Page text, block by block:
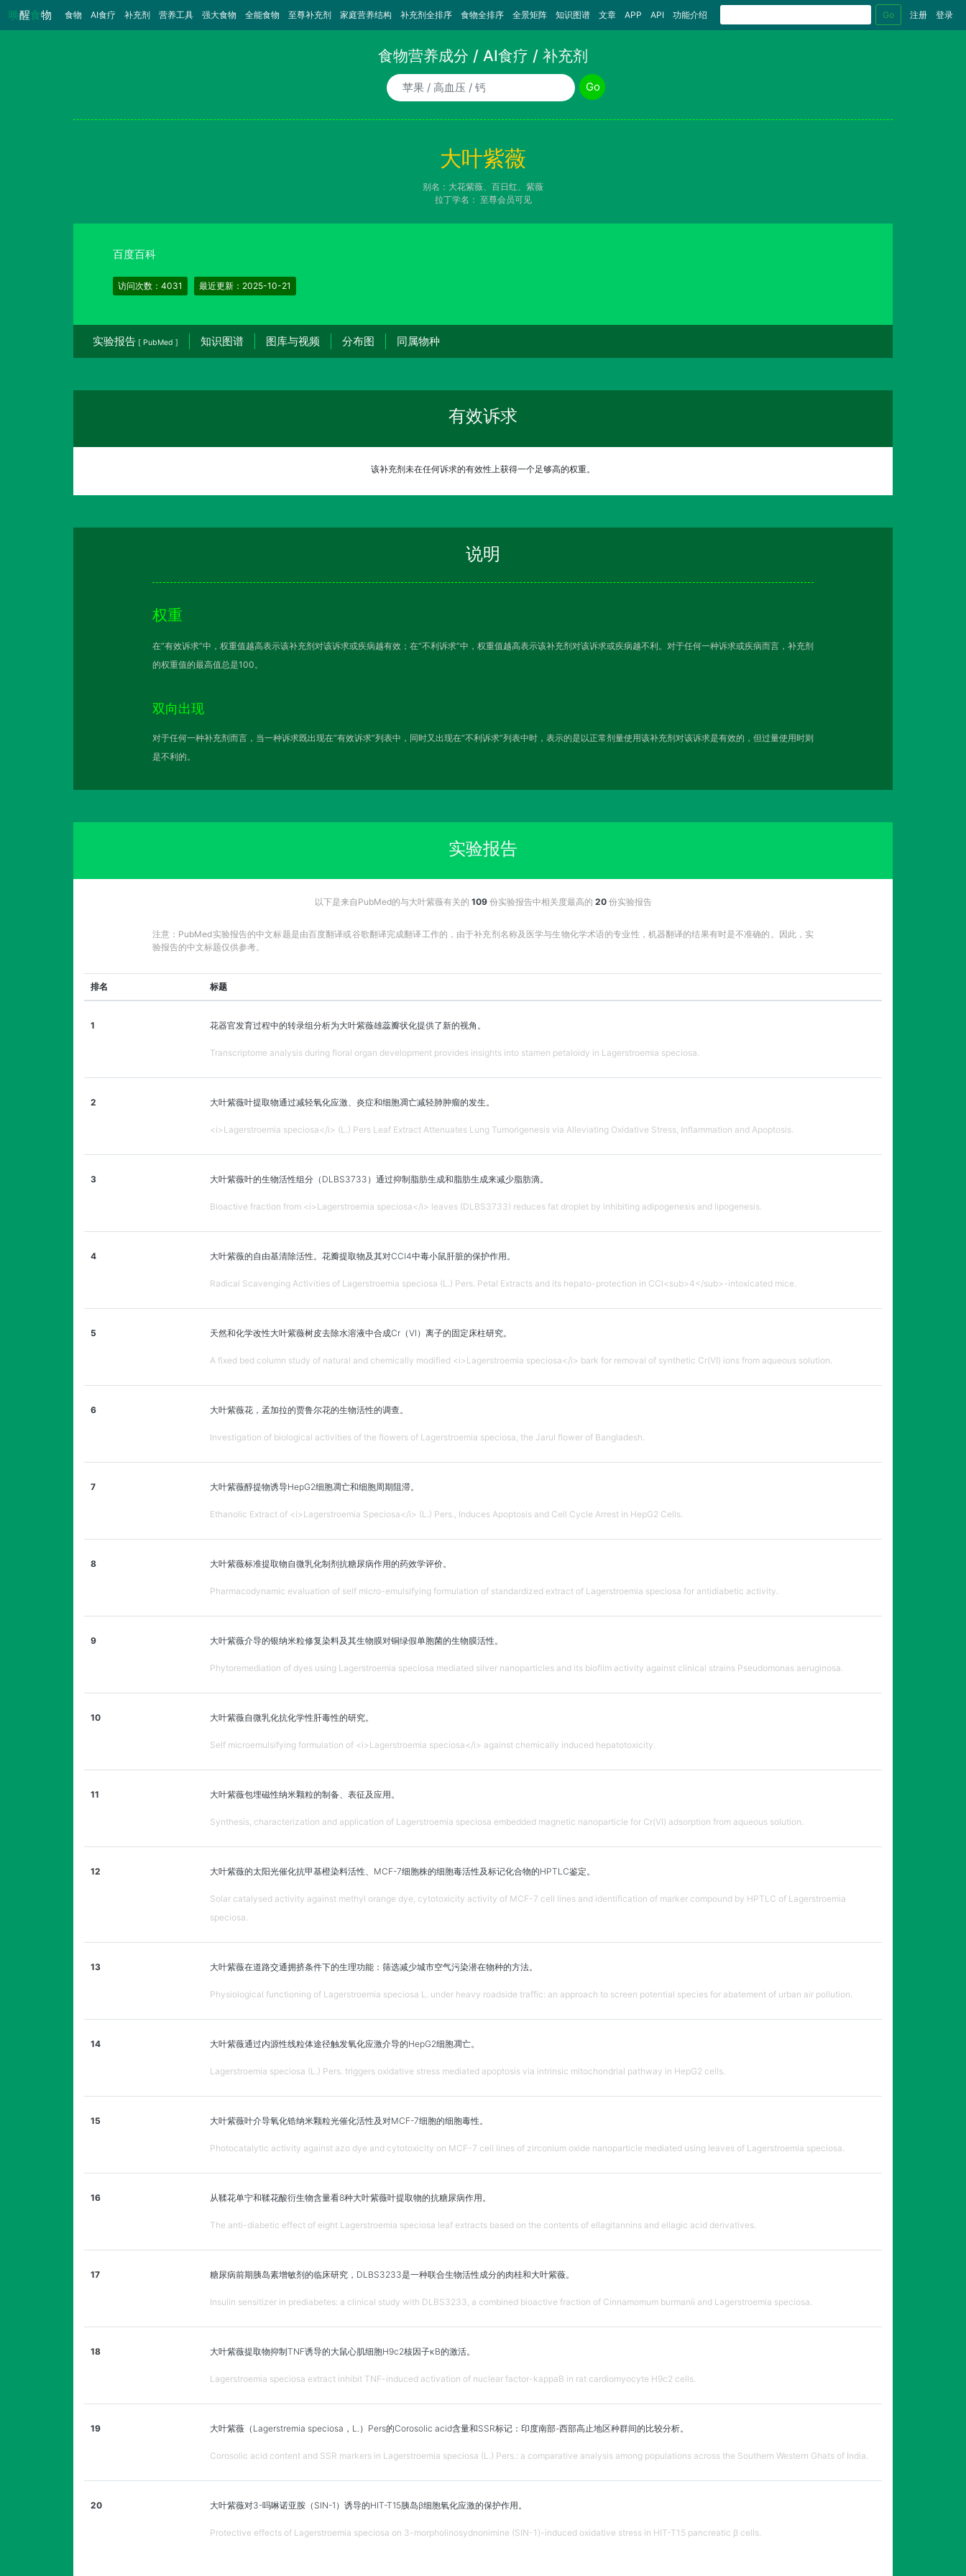
唤醒食物 食物 （当前）
AI食疗 补充剂 营养工具 强大食物 全能食物 至尊补充剂 家庭营养结构 补充剂全排序 食物全排序 全景矩阵 知识图谱 文章 APP API 功能介绍 Go 注册 登录
食物营养成分 / AI食疗 / 补充剂
食物/AI食疗诉求/补充剂名称
Go
大叶紫薇
别名：大花紫薇、百日红、紫薇
拉丁学名： 至尊会员可见
百度百科
访问次数：4031 最近更新：2025-10-21
实验报告 [ PubMed ] 知识图谱 图库与视频 分布图 同属物种
有效诉求
该补充剂未在任何诉求的有效性上获得一个足够高的权重。
说明
权重
在“有效诉求”中，权重值越高表示该补充剂对该诉求或疾病越有效；在“不利诉求”中，权重值越高表示该补充剂对该诉求或疾病越不利。对于任何一种诉求或疾病而言，补充剂
的权重值的最高值总是100。
双向出现
对于任何一种补充剂而言，当一种诉求既出现在“有效诉求”列表中，同时又出现在“不利诉求”列表中时，表示的是以正常剂量使用该补充剂对该诉求是有效的，但过量使用时则
是不利的。
实验报告
以下是来自PubMed的与大叶紫薇有关的 109份实验报告中相关度最高的 20份实验报告
注意：PubMed实验报告的中文标题是由百度翻译或谷歌翻译完成翻译工作的，由于补充剂名称及医学与生物化学术语的专业性，机器翻译的结果有时是不准确的。因此，实
验报告的中文标题仅供参考。
排名 标题
1 花器官发育过程中的转录组分析为大叶紫薇雄蕊瓣状化提供了新的视角。
Transcriptome analysis during floral organ development provides insights into stamen petaloidy in Lagerstroemia speciosa.
2 大叶紫薇叶提取物通过减轻氧化应激、炎症和细胞凋亡减轻肺肿瘤的发生。
<i>Lagerstroemia speciosa</i> (L.) Pers Leaf Extract Attenuates Lung Tumorigenesis via Alleviating Oxidative Stress, Inflammation and Apoptosis.
3 大叶紫薇叶的生物活性组分（DLBS3733）通过抑制脂肪生成和脂肪生成来减少脂肪滴。
Bioactive fraction from <i>Lagerstroemia speciosa</i> leaves (DLBS3733) reduces fat droplet by inhibiting adipogenesis and lipogenesis.
4 大叶紫薇的自由基清除活性。花瓣提取物及其对CCl4中毒小鼠肝脏的保护作用。
Radical Scavenging Activities of Lagerstroemia speciosa (L.) Pers. Petal Extracts and its hepato-protection in CCl<sub>4</sub>-intoxicated mice.
5 天然和化学改性大叶紫薇树皮去除水溶液中合成Cr（VI）离子的固定床柱研究。
A fixed bed column study of natural and chemically modified <i>Lagerstroemia speciosa</i> bark for removal of synthetic Cr(VI) ions from aqueous solution.
6 大叶紫薇花，孟加拉的贾鲁尔花的生物活性的调查。
Investigation of biological activities of the flowers of Lagerstroemia speciosa, the Jarul flower of Bangladesh.
7 大叶紫薇醇提物诱导HepG2细胞凋亡和细胞周期阻滞。
Ethanolic Extract of <i>Lagerstroemia Speciosa</i> (L.) Pers., Induces Apoptosis and Cell Cycle Arrest in HepG2 Cells.
8 大叶紫薇标准提取物自微乳化制剂抗糖尿病作用的药效学评价。
Pharmacodynamic evaluation of self micro-emulsifying formulation of standardized extract of Lagerstroemia speciosa for antidiabetic activity.
9 大叶紫薇介导的银纳米粒修复染料及其生物膜对铜绿假单胞菌的生物膜活性。
Phytoremediation of dyes using Lagerstroemia speciosa mediated silver nanoparticles and its biofilm activity against clinical strains Pseudomonas aeruginosa.
10 大叶紫薇自微乳化抗化学性肝毒性的研究。
Self microemulsifying formulation of <i>Lagerstroemia speciosa</i> against chemically induced hepatotoxicity.
11 大叶紫薇包埋磁性纳米颗粒的制备、表征及应用。
Synthesis, characterization and application of Lagerstroemia speciosa embedded magnetic nanoparticle for Cr(VI) adsorption from aqueous solution.
12 大叶紫薇的太阳光催化抗甲基橙染料活性、MCF-7细胞株的细胞毒活性及标记化合物的HPTLC鉴定。
Solar catalysed activity against methyl orange dye, cytotoxicity activity of MCF-7 cell lines and identification of marker compound by HPTLC of Lagerstroemia
speciosa.
13 大叶紫薇在道路交通拥挤条件下的生理功能：筛选减少城市空气污染潜在物种的方法。
Physiological functioning of Lagerstroemia speciosa L. under heavy roadside traffic: an approach to screen potential species for abatement of urban air pollution.
14 大叶紫薇通过内源性线粒体途径触发氧化应激介导的HepG2细胞凋亡。
Lagerstroemia speciosa (L.) Pers. triggers oxidative stress mediated apoptosis via intrinsic mitochondrial pathway in HepG2 cells.
15 大叶紫薇叶介导氧化锆纳米颗粒光催化活性及对MCF-7细胞的细胞毒性。
Photocatalytic activity against azo dye and cytotoxicity on MCF-7 cell lines of zirconium oxide nanoparticle mediated using leaves of Lagerstroemia speciosa.
16 从鞣花单宁和鞣花酸衍生物含量看8种大叶紫薇叶提取物的抗糖尿病作用。
The anti-diabetic effect of eight Lagerstroemia speciosa leaf extracts based on the contents of ellagitannins and ellagic acid derivatives.
17 糖尿病前期胰岛素增敏剂的临床研究，DLBS3233是一种联合生物活性成分的肉桂和大叶紫薇。
Insulin sensitizer in prediabetes: a clinical study with DLBS3233, a combined bioactive fraction of Cinnamomum burmanii and Lagerstroemia speciosa.
18 大叶紫薇提取物抑制TNF诱导的大鼠心肌细胞H9c2核因子κB的激活。
Lagerstroemia speciosa extract inhibit TNF-induced activation of nuclear factor-kappaB in rat cardiomyocyte H9c2 cells.
19 大叶紫薇（Lagerstremia speciosa，L.）Pers的Corosolic acid含量和SSR标记：印度南部-西部高止地区种群间的比较分析。
Corosolic acid content and SSR markers in Lagerstroemia speciosa (L.) Pers.: a comparative analysis among populations across the Southern Western Ghats of India.
20 大叶紫薇对3-吗啉诺亚胺（SIN-1）诱导的HIT-T15胰岛β细胞氧化应激的保护作用。
Protective effects of Lagerstroemia speciosa on 3-morpholinosydnonimine (SIN-1)-induced oxidative stress in HIT-T15 pancreatic β cells.